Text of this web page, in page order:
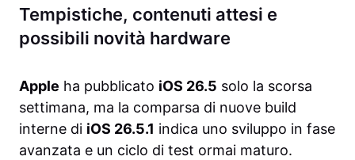
Tempistiche, contenuti attesi e
possibili novità hardware
Apple ha pubblicato iOS 26.5 solo la scorsa
settimana, ma la comparsa di nuove build
interne di iOS 26.5.1 indica uno sviluppo in fase
avanzata e un ciclo di test ormai maturo.